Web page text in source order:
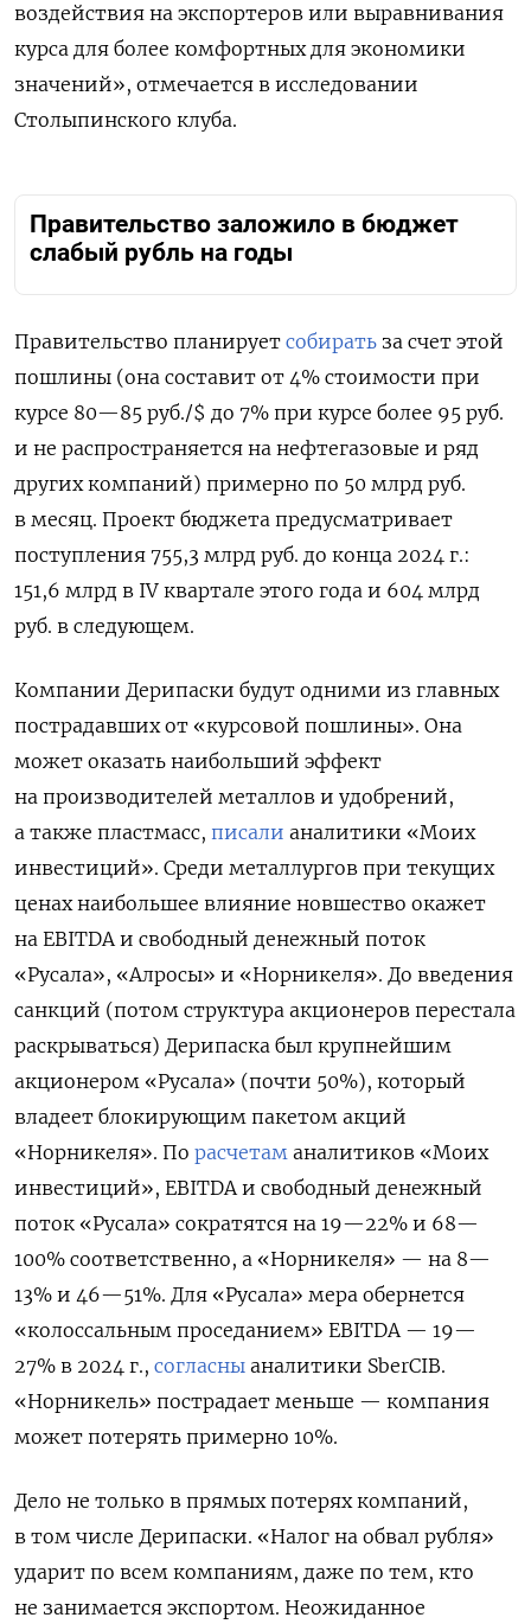
воздействия на экспортеров или выравнивания
курса для более комфортных для экономики
значений», отмечается в исследовании
Столыпинского клуба.
Правительство заложило в бюджет
слабый рубль на годы
Правительство планирует собирать за счет этой
пошлины (она составит от 4% стоимости при
курсе 80—85 руб./$ до 7% при курсе более 95 руб.
и не распространяется на нефтегазовые и ряд
других компаний) примерно по 50 млрд руб.
в месяц. Проект бюджета предусматривает
поступления 755,3 млрд руб. до конца 2024 г.:
151,6 млрд в IV квартале этого года и 604 млрд
руб. в следующем.
Компании Дерипаски будут одними из главных
пострадавших от «курсовой пошлины». Она
может оказать наибольший эффект
на производителей металлов и удобрений,
а также пластмасс, писали аналитики «Моих
инвестиций». Среди металлургов при текущих
ценах наибольшее влияние новшество окажет
на EBITDA и свободный денежный поток
«Русала», «Алросы» и «Норникеля». До введения
санкций (потом структура акционеров перестала
раскрываться) Дерипаска был крупнейшим
акционером «Русала» (почти 50%), который
владеет блокирующим пакетом акций
«Норникеля». По расчетам аналитиков «Моих
инвестиций», EBITDA и свободный денежный
поток «Русала» сократятся на 19—22% и 68—
100% соответственно, а «Норникеля» — на 8—
13% и 46—51%. Для «Русала» мера обернется
«колоссальным проседанием» EBITDA — 19—
27% в 2024 г., согласны аналитики SberCIB.
«Норникель» пострадает меньше — компания
может потерять примерно 10%.
Дело не только в прямых потерях компаний,
в том числе Дерипаски. «Налог на обвал рубля»
ударит по всем компаниям, даже по тем, кто
не занимается экспортом. Неожиданное